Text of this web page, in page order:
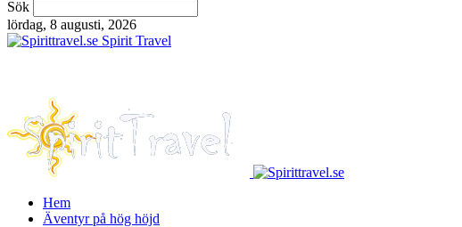
Sök
lördag, 8 augusti, 2026
Spirit Travel
Hem
Äventyr på hög höjd